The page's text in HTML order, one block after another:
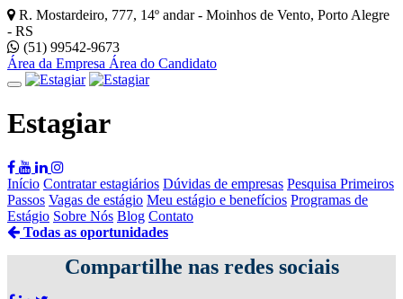
R. Mostardeiro, 777, 14º andar - Moinhos de Vento, Porto Alegre
- RS
(51) 99542-9673
Área da Empresa Área do Candidato
Estagiar
Início Contratar estagiários Dúvidas de empresas Pesquisa Primeiros
Passos Vagas de estágio Meu estágio e benefícios Programas de
Estágio Sobre Nós Blog Contato
Todas as oportunidades
Compartilhe nas redes sociais